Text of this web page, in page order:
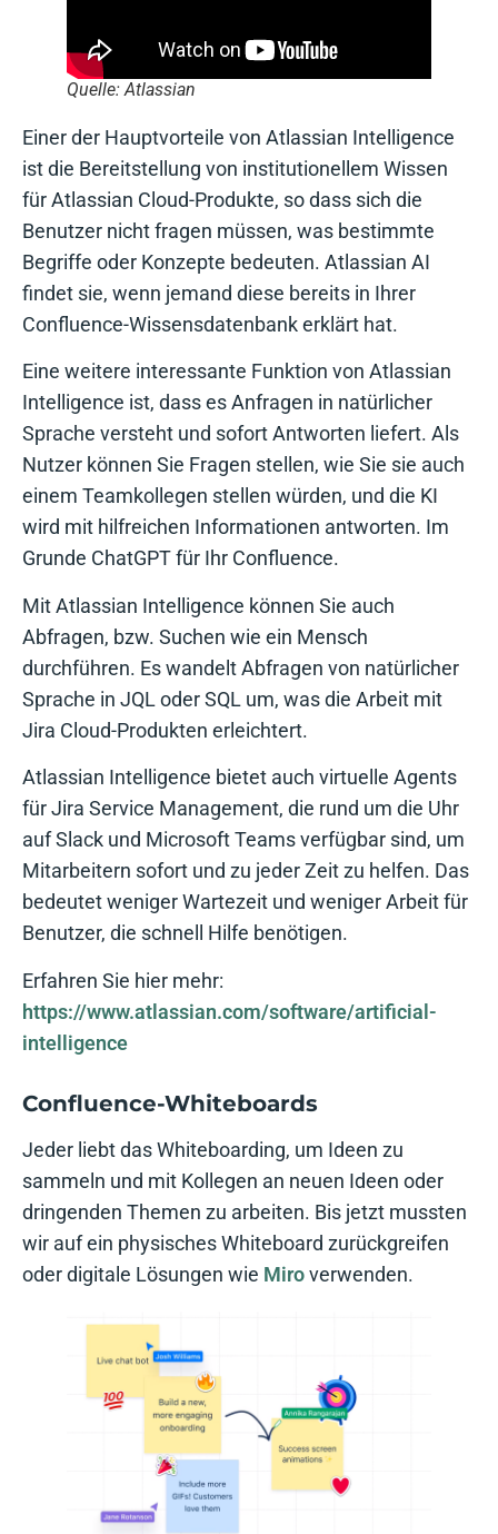
Quelle: Atlassian
Einer der Hauptvorteile von Atlassian Intelligence
ist die Bereitstellung von institutionellem Wissen
für Atlassian Cloud-Produkte, so dass sich die
Benutzer nicht fragen müssen, was bestimmte
Begriffe oder Konzepte bedeuten. Atlassian AI
findet sie, wenn jemand diese bereits in Ihrer
Confluence-Wissensdatenbank erklärt hat.
Eine weitere interessante Funktion von Atlassian
Intelligence ist, dass es Anfragen in natürlicher
Sprache versteht und sofort Antworten liefert. Als
Nutzer können Sie Fragen stellen, wie Sie sie auch
einem Teamkollegen stellen würden, und die KI
wird mit hilfreichen Informationen antworten. Im
Grunde ChatGPT für Ihr Confluence.
Mit Atlassian Intelligence können Sie auch
Abfragen, bzw. Suchen wie ein Mensch
durchführen. Es wandelt Abfragen von natürlicher
Sprache in JQL oder SQL um, was die Arbeit mit
Jira Cloud-Produkten erleichtert.
Atlassian Intelligence bietet auch virtuelle Agents
für Jira Service Management, die rund um die Uhr
auf Slack und Microsoft Teams verfügbar sind, um
Mitarbeitern sofort und zu jeder Zeit zu helfen. Das
bedeutet weniger Wartezeit und weniger Arbeit für
Benutzer, die schnell Hilfe benötigen.
Erfahren Sie hier mehr:
https://www.atlassian.com/software/artificial-
intelligence
Confluence-Whiteboards
Jeder liebt das Whiteboarding, um Ideen zu
sammeln und mit Kollegen an neuen Ideen oder
dringenden Themen zu arbeiten. Bis jetzt mussten
wir auf ein physisches Whiteboard zurückgreifen
oder digitale Lösungen wie Miroverwenden.